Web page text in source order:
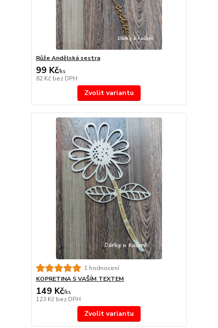
Růže Andělská sestra
99 Kč/ks
82 Kč bez DPH
Zvolit variantu
1 hodnocení
KOPRETINA S VAŠÍM TEXTEM
149 Kč/ks
123 Kč bez DPH
Zvolit variantu